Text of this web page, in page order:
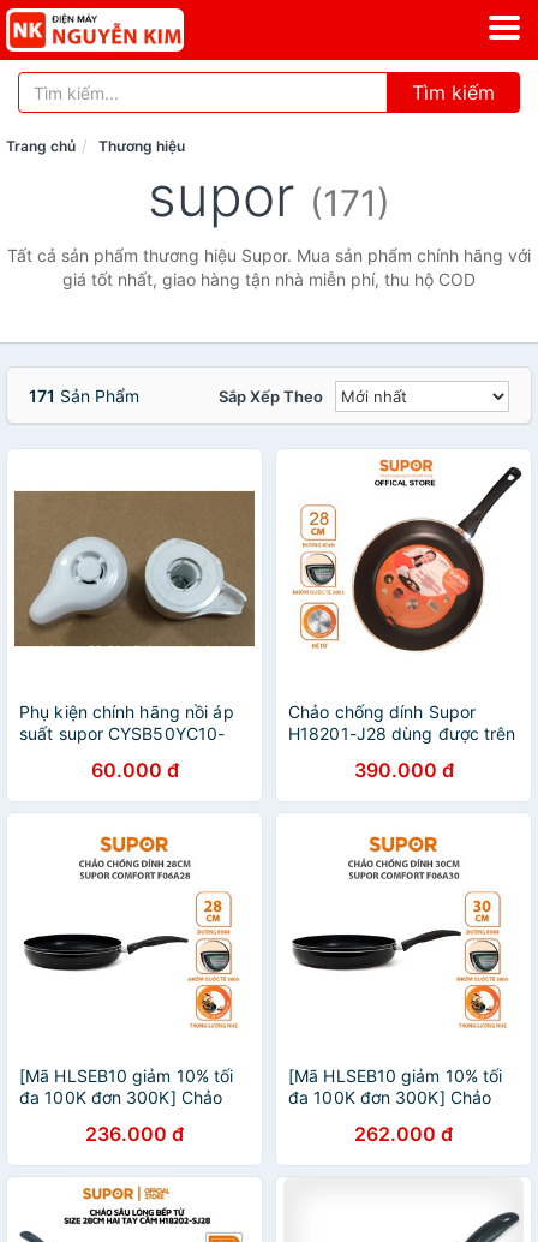
Tìm kiếm
Trang chủ Thương hiệu
supor (171)
Tất cả sản phẩm thương hiệu Supor. Mua sản phẩm chính hãng với
giá tốt nhất, giao hàng tận nhà miễn phí, thu hộ COD
171 Sản Phẩm Sắp Xếp Theo
Phụ kiện chính hãng nồi áp
suất supor CYSB50YC10-
60.000 đ
Chảo chống dính Supor
H18201-J28 dùng được trên
390.000 đ
[Mã HLSEB10 giảm 10% tối
đa 100K đơn 300K] Chảo
F06A28 28cm236.000 đ
[Mã HLSEB10 giảm 10% tối
đa 100K đơn 300K] Chảo
F06A30 30cm262.000 đ